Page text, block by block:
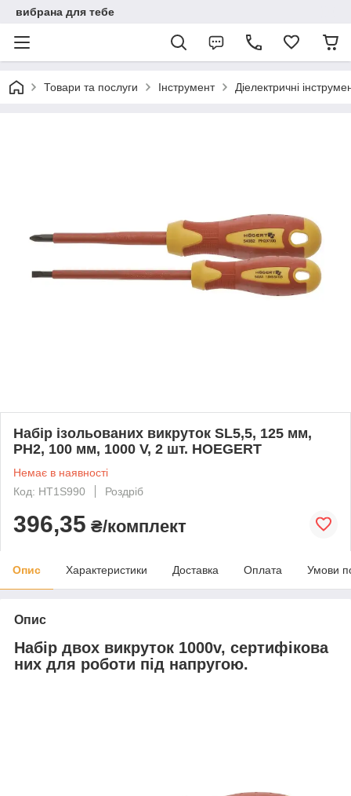
вибрана для тебе
Товари та послуги Інструмент Діелектричні
Набір ізольованих викруток SL5,5, 125 мм,
PH2, 100 мм, 1000 V, 2 шт. HOEGERT
Немає в наявності
Код: HT1S990
Роздріб
396,35 ₴/комплект
Опис Характеристики Доставка Оплата Умови
Опис
Набір двох викруток 1000v, сертифікова
них для роботи під напругою.